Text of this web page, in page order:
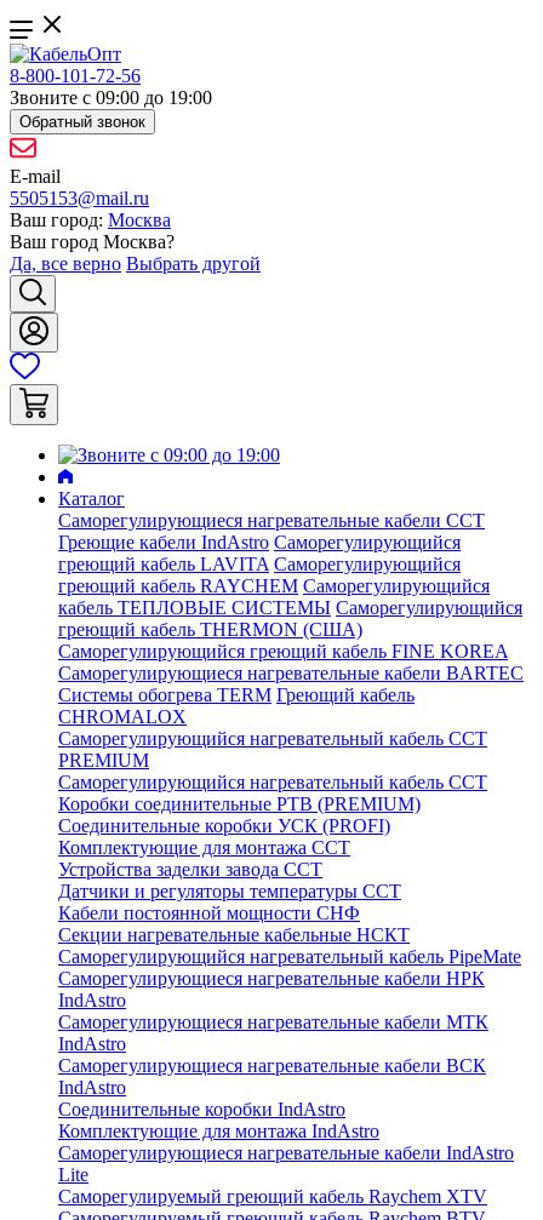
8-800-101-72-56
Звоните с 09:00 до 19:00
Обратный звонок
E-mail
5505153@mail.ru
Ваш город: Москва
Ваш город Москва?
Да, все верно Выбрать другой
Каталог
Саморегулирующиеся нагревательные кабели ССТ
Греющие кабели IndAstro Саморегулирующийся
греющий кабель LAVITA Саморегулирующийся
греющий кабель RAYCHEM Саморегулирующийся
кабель ТЕПЛОВЫЕ СИСТЕМЫ Саморегулирующийся
греющий кабель THERMON (США)
Саморегулирующийся греющий кабель FINE KOREA
Саморегулирующиеся нагревательные кабели BARTEC
Системы обогрева TERM Греющий кабель
CHROMALOX
Саморегулирующийся нагревательный кабель ССТ
PREMIUM
Саморегулирующийся нагревательный кабель ССТ
Коробки соединительные РТВ (PREMIUM)
Соединительные коробки УСК (PROFI)
Комплектующие для монтажа ССТ
Устройства заделки завода ССТ
Датчики и регуляторы температуры ССТ
Кабели постоянной мощности СНФ
Секции нагревательные кабельные НСКТ
Саморегулирующийся нагревательный кабель PipeMate
Саморегулирующиеся нагревательные кабели НРК
IndAstro
Саморегулирующиеся нагревательные кабели МТК
IndAstro
Саморегулирующиеся нагревательные кабели ВСК
IndAstro
Соединительные коробки IndAstro
Комплектующие для монтажа IndAstro
Саморегулирующиеся нагревательные кабели IndAstro
Lite
Саморегулируемый греющий кабель Raychem XTV